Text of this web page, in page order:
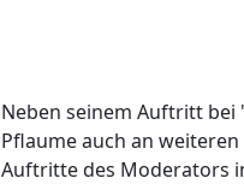
Neben seinem Auftritt bei
Pflaume auch an
Auftritte des Moderators